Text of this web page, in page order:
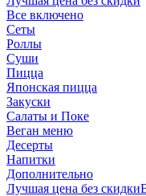
Все включено
Сеты
Роллы
Суши
Пицца
Японская пицца
Закуски
Салаты и Поке
Веган меню
Десерты
Напитки
Дополнительно
Лучшая цена без скидки